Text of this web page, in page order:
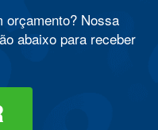
orçamento? Nossa
abaixo para receber